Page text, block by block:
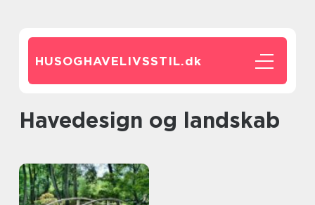
HUSOGHAVELIVSSTIL.dk
Havedesign og landskab